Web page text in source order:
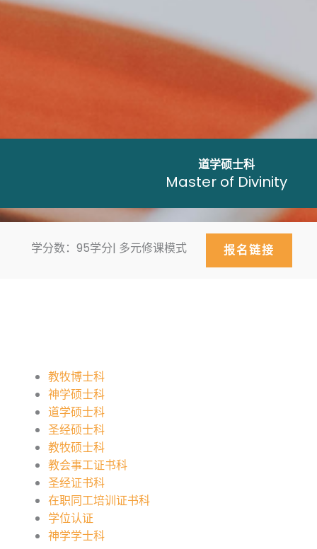
道学硕士科
Master of Divinity
学分数：95学分| 多元修课模式 报名链接
教牧博士科
神学硕士科
道学硕士科
圣经硕士科
教牧硕士科
教会事工证书科
圣经证书科
在职同工培训证书科
学位认证
神学学士科